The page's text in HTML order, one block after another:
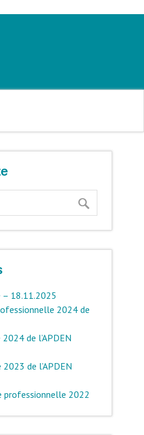
– 18.11.2025
2024 de
de l’APDEN
de l’APDEN
professionnelle 2022